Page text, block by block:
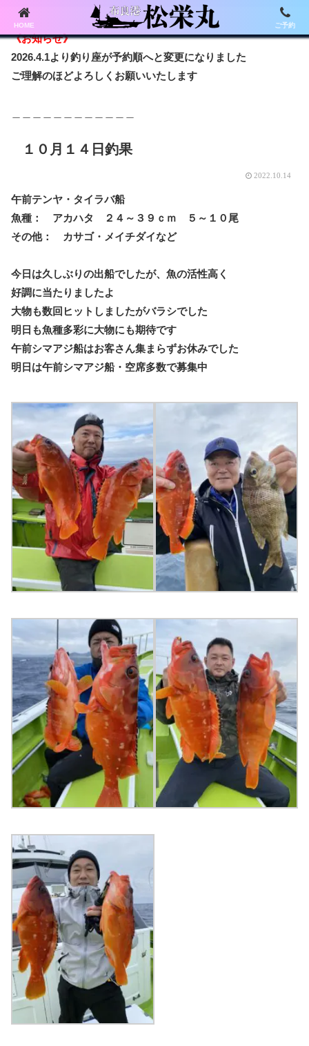
《お知らせ》
2026.4.1より釣り座が予約順へと変更になりました
ご理解のほどよろしくお願いいたします
１０月１４日釣果
2022.10.14
午前テンヤ・タイラバ船
魚種： アカハタ ２４～３９ｃｍ ５～１０尾
その他： カサゴ・メイチダイなど
今日は久しぶりの出船でしたが、魚の活性高く
好調に当たりましたよ
大物も数回ヒットしましたがバラシでした
明日も魚種多彩に大物にも期待です
午前シマアジ船はお客さん集まらずお休みでした
明日は午前シマアジ船・空席多数で募集中
HOME ご予約